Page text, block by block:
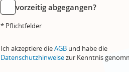
vorzeitig abgegangen?
* Pflichtfelder
Ich akzeptiere dieAGB und habe die
Datenschutzhinweisezur Kenntnis